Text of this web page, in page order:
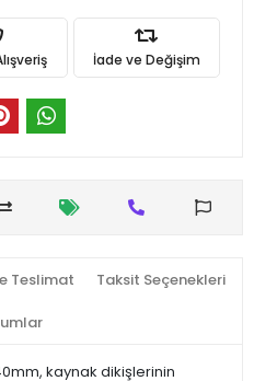
İade ve Değişim
Teslimat Taksit Seçenekleri
kaynak dikişlerinin